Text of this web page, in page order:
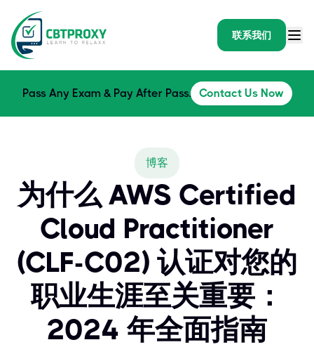
联系我们
Pass Any Exam & Pay After Pass. Contact Us Now
博客
为什么 AWS Certified
Cloud Practitioner
(CLF-C02) 认证对您的
职业生涯至关重要：
2024 年全面指南